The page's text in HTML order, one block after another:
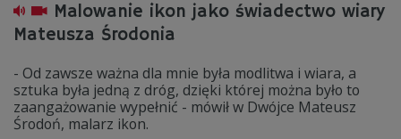
Malowanie ikon jako świadectwo wiary
Mateusza Środonia
- Od zawsze ważna dla mnie była modlitwa i wiara, a
sztuka była jedną z dróg, dzięki której można było to
zaangażowanie wypełnić - mówił w Dwójce Mateusz
Środoń, malarz ikon.